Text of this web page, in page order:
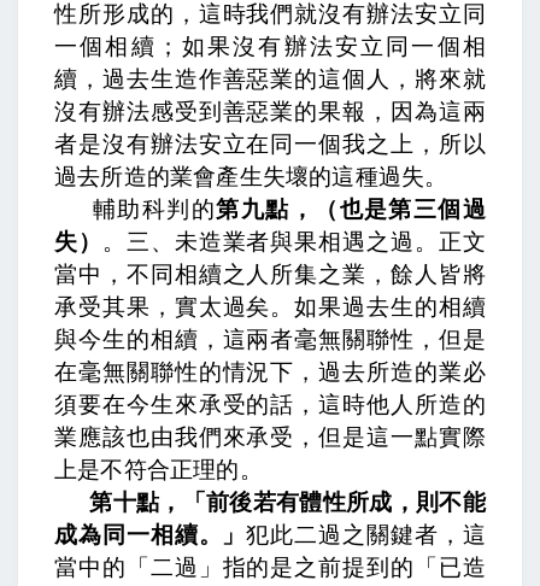
性所形成的，這時我們就沒有辦法安立同
一個相續；如果沒有辦法安立同一個相
續，過去生造作善惡業的這個人，將來就
沒有辦法感受到善惡業的果報，因為這兩
者是沒有辦法安立在同一個我之上，所以
過去所造的業會產生失壞的這種過失。
輔助科判的第九點，（也是第三個過
失）
。 三、未造業者與果相遇之過。 正文
當中， 不同相續之人所集之業，餘人皆將
承受其果，實太過矣。如果過去生的相續
與今生的相續，這兩者毫無關聯性，但是
在毫無關聯性的情況下，過去所造的業必
須要在今生來承受的話，這時他人所造的
業應該也由我們來承受，但是這一點實際
上是不符合正理的。
第十點，「前後若有體性所成，則不能
成為同一相續。」犯此二過之關鍵者， 這
當中的「二過」指的是之前提到的「已造